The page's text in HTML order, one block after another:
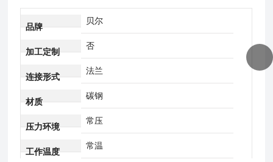
品牌
贝尔
加工定制
否
连接形式
法兰
材质
碳钢
压力环境
常压
工作温度
常温